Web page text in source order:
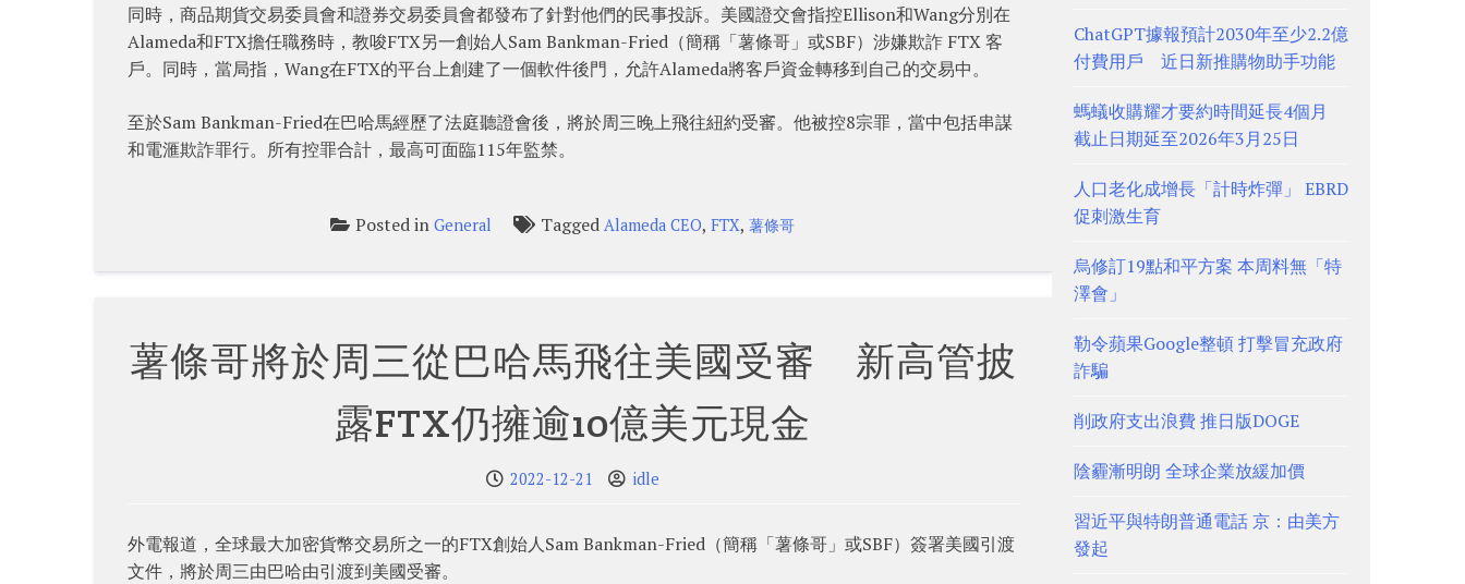
同時，商品期貨交易委員會和證券交易委員會都發布了針對他們的民事投訴。美國證交會指控Ellison和Wang分別在
Alameda和FTX擔任職務時，教唆FTX另一創始人Sam Bankman-Fried（簡稱「薯條哥」或SBF）涉嫌欺詐 FTX 客
戶。同時，當局指，Wang在FTX的平台上創建了一個軟件後門，允許Alameda將客戶資金轉移到自己的交易中。
至於Sam Bankman-Fried在巴哈馬經歷了法庭聽證會後，將於周三晚上飛往紐約受審。他被控8宗罪，當中包括串謀
和電滙欺詐罪行。所有控罪合計，最高可面臨115年監禁。
Posted in General Tagged Alameda CEO, FTX, 薯條哥
薯條哥將於周三從巴哈馬飛往美國受審 新高管披
露FTX仍擁逾10億美元現金
2022-12-21 idle
外電報道，全球最大加密貨幣交易所之一的FTX創始人Sam Bankman-Fried（簡稱「薯條哥」或SBF）簽署美國引渡
文件，將於周三由巴哈由引渡到美國受審。
ChatGPT據報預計2030年至少2.2億
付費用戶 近日新推購物助手功能
螞蟻收購耀才要約時間延長4個月
截止日期延至2026年3月25日
人口老化成增長「計時炸彈」 EBRD
促刺激生育
烏修訂19點和平方案 本周料無「特
澤會」
勒令蘋果Google整頓 打擊冒充政府
詐騙
削政府支出浪費 推日版DOGE
陰霾漸明朗 全球企業放緩加價
習近平與特朗普通電話 京：由美方
發起